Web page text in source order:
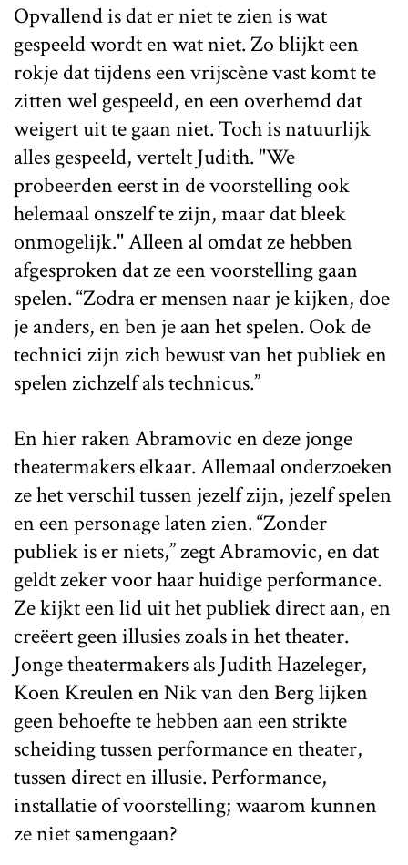
Opvallend is dat er niet te zien is wat
gespeeld wordt en wat niet. Zo blijkt een
rokje dat tijdens een vrijscène vast komt te
zitten wel gespeeld, en een overhemd dat
weigert uit te gaan niet. Toch is natuurlijk
alles gespeeld, vertelt Judith. "We
probeerden eerst in de voorstelling ook
helemaal onszelf te zijn, maar dat bleek
onmogelijk." Alleen al omdat ze hebben
afgesproken dat ze een voorstelling gaan
spelen. “Zodra er mensen naar je kijken, doe
je anders, en ben je aan het spelen. Ook de
technici zijn zich bewust van het publiek en
spelen zichzelf als technicus.”
En hier raken Abramovic en deze jonge
theatermakers elkaar. Allemaal onderzoeken
ze het verschil tussen jezelf zijn, jezelf spelen
en een personage laten zien. “Zonder
publiek is er niets,” zegt Abramovic, en dat
geldt zeker voor haar huidige performance.
Ze kijkt een lid uit het publiek direct aan, en
creëert geen illusies zoals in het theater.
Jonge theatermakers als Judith Hazeleger,
Koen Kreulen en Nik van den Berg lijken
geen behoefte te hebben aan een strikte
scheiding tussen performance en theater,
tussen direct en illusie. Performance,
installatie of voorstelling; waarom kunnen
ze niet samengaan?